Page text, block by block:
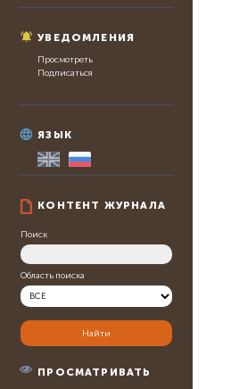
УВЕДОМЛЕНИЯ
Просмотреть
Подписаться
ЯЗЫК
КОНТЕНТ ЖУРНАЛА
Поиск
Область поиска
ПРОСМАТРИВАТЬ